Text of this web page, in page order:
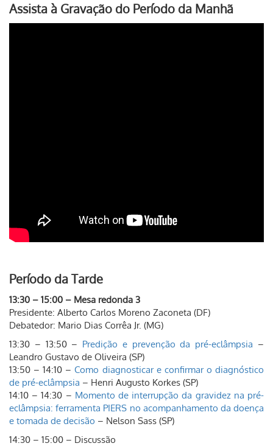
Assista à Gravação do Período da Manhã
Período da Tarde
13:30 – 15:00 – Mesa redonda 3
Presidente: Alberto Carlos Moreno Zaconeta (DF)
Debatedor: Mario Dias Corrêa Jr. (MG)
13:30 – 13:50 – Predição e prevenção da pré-eclâmpsia –
Leandro Gustavo de Oliveira (SP)
13:50 – 14:10 –Como diagnosticar e confirmar o diagnóstico
de pré-eclâmpsia – Henri Augusto Korkes (SP)
14:10 – 14:30 – Momento de interrupção da gravidez na pré-
eclâmpsia: ferramenta PIERS no acompanhamento da doença
e tomada de decisão – Nelson Sass (SP)
14:30 – 15:00 – Discussão